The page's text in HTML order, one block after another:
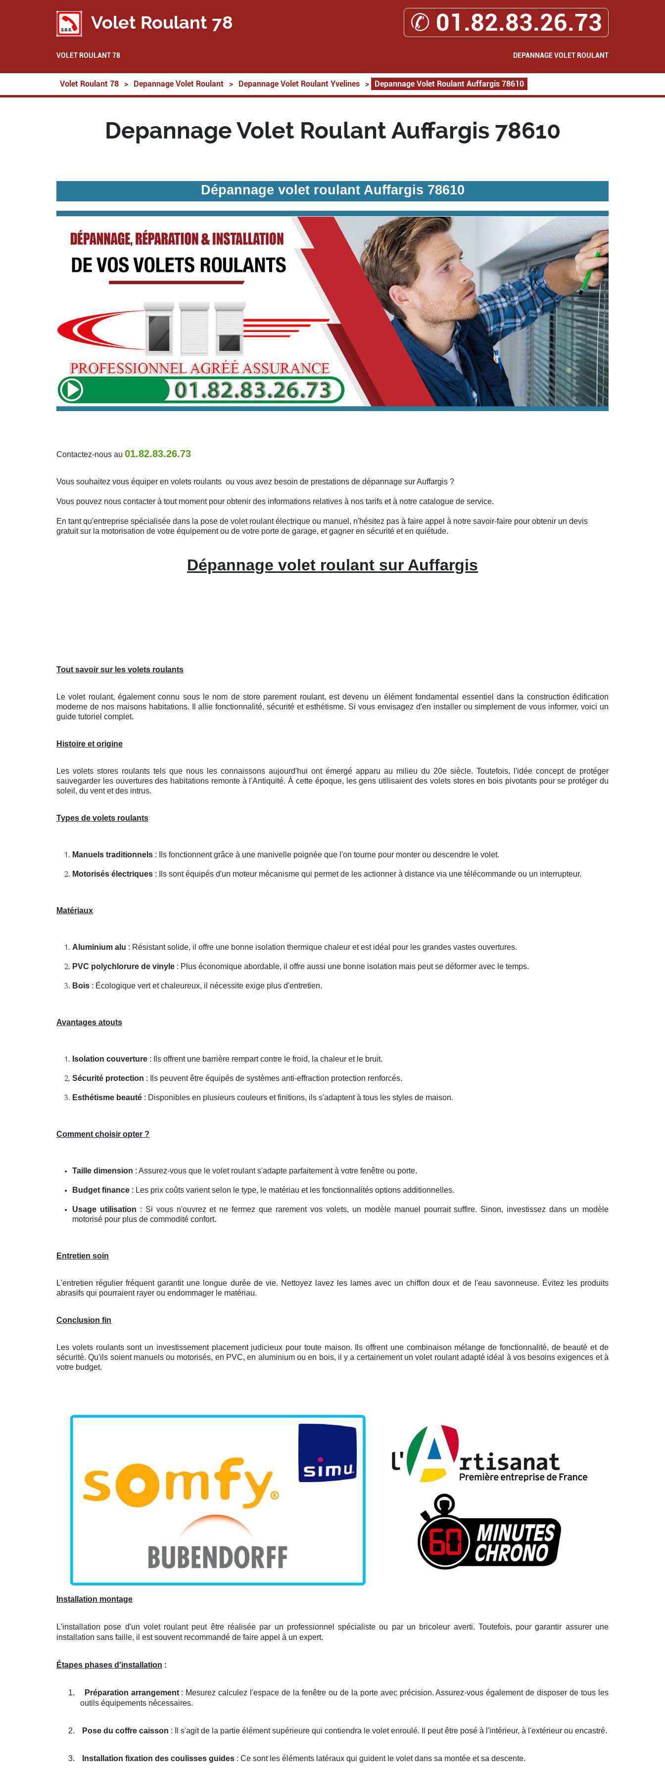
Volet Roulant 78 ✆ 01.82.83.26.73
VOLET ROULANT 78 DEPANNAGE VOLET ROULANT
Volet Roulant 78 > Depannage Volet Roulant > Depannage Volet Roulant Yvelines > Depannage Volet Roulant Auffargis 78610
Depannage Volet Roulant Auffargis 78610
Dépannage volet roulant Auffargis 78610
Contactez-nous au 01.82.83.26.73
Vous souhaitez vous équiper en volets roulants ou vous avez besoin de prestations de dépannage sur Auffargis ?
Vous pouvez nous contacter à tout moment pour obtenir des informations relatives à nos tarifs et à notre catalogue de service.
En tant qu'entreprise spécialisée dans la pose de volet roulant électrique ou manuel, n'hésitez pas à faire appel à notre savoir-faire pour obtenir un devis
gratuit sur la motorisation de votre équipement ou de votre porte de garage, et gagner en sécurité et en quiétude.
Dépannage volet roulant sur Auffargis
Tout savoir sur les volets roulants
Le volet roulant, également connu sous le nom de store parement roulant, est devenu un élément fondamental essentiel dans la construction édification
moderne de nos maisons habitations. Il allie fonctionnalité, sécurité et esthétisme. Si vous envisagez d'en installer ou simplement de vous informer, voici un
guide tutoriel complet.
Histoire et origine
Les volets stores roulants tels que nous les connaissons aujourd'hui ont émergé apparu au milieu du 20e siècle. Toutefois, l'idée concept de protéger
sauvegarder les ouvertures des habitations remonte à l'Antiquité. À cette époque, les gens utilisaient des volets stores en bois pivotants pour se protéger du
soleil, du vent et des intrus.
Types de volets roulants
Manuels traditionnels : Ils fonctionnent grâce à une manivelle poignée que l'on tourne pour monter ou descendre le volet.
Motorisés électriques : Ils sont équipés d'un moteur mécanisme qui permet de les actionner à distance via une télécommande ou un interrupteur.
Matériaux
Aluminium alu : Résistant solide, il offre une bonne isolation thermique chaleur et est idéal pour les grandes vastes ouvertures.
PVC polychlorure de vinyle : Plus économique abordable, il offre aussi une bonne isolation mais peut se déformer avec le temps.
Bois : Écologique vert et chaleureux, il nécessite exige plus d'entretien.
Avantages atouts
Isolation couverture : Ils offrent une barrière rempart contre le froid, la chaleur et le bruit.
Sécurité protection : Ils peuvent être équipés de systèmes anti-effraction protection renforcés.
Esthétisme beauté : Disponibles en plusieurs couleurs et finitions, ils s'adaptent à tous les styles de maison.
Comment choisir opter ?
Taille dimension : Assurez-vous que le volet roulant s'adapte parfaitement à votre fenêtre ou porte.
Budget finance : Les prix coûts varient selon le type, le matériau et les fonctionnalités options additionnelles.
Usage utilisation : Si vous n'ouvrez et ne fermez que rarement vos volets, un modèle manuel pourrait suffire. Sinon, investissez dans un modèle
motorisé pour plus de commodité confort.
Entretien soin
L'entretien régulier fréquent garantit une longue durée de vie. Nettoyez lavez les lames avec un chiffon doux et de l'eau savonneuse. Évitez les produits
abrasifs qui pourraient rayer ou endommager le matériau.
Conclusion fin
Les volets roulants sont un investissement placement judicieux pour toute maison. Ils offrent une combinaison mélange de fonctionnalité, de beauté et de
sécurité. Qu'ils soient manuels ou motorisés, en PVC, en aluminium ou en bois, il y a certainement un volet roulant adapté idéal à vos besoins exigences et à
votre budget.
Installation montage
L'installation pose d'un volet roulant peut être réalisée par un professionnel spécialiste ou par un bricoleur averti. Toutefois, pour garantir assurer une
installation sans faille, il est souvent recommandé de faire appel à un expert.
Étapes phases d'installation :
1. Préparation arrangement: Mesurez calculez l'espace de la fenêtre ou de la porte avec précision. Assurez-vous également de disposer de tous les
outils équipements nécessaires.
2. Pose du coffre caisson : Il s'agit de la partie élément supérieure qui contiendra le volet enroulé. Il peut être posé à l'intérieur, à l'extérieur ou encastré.
3. Installation fixation des coulisses guides : Ce sont les éléments latéraux qui guident le volet dans sa montée et sa descente.